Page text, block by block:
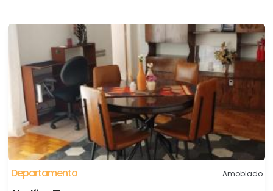
Departamento Amoblado